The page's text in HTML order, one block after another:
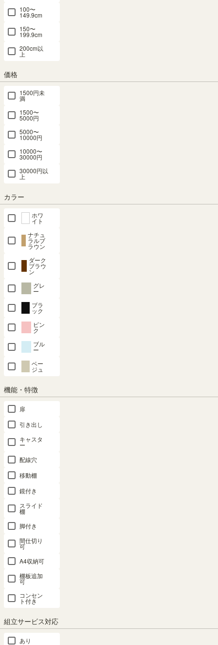
100〜
149.9cm
150〜
199.9cm
200cm以
上
価格
1500円未
満
1500〜
5000円
5000〜
10000円
10000〜
30000円
30000円以
上
カラー
ホワ
イト
ナチュ
ラルブ
ラウン
ダーク
ブラウ
ン
グレ
ー
ブラ
ック
ピン
ク
ブル
ー
ベー
ジュ
機能・特徴
扉
引き出し
キャスタ
ー
配線穴
移動棚
鏡付き
スライド
棚
脚付き
間仕切り
可
A4収納可
棚板追加
可
コンセン
ト付き
組立サービス対応
あり
〒
予定日:在庫がないため表示できません
※在庫状況、実際の詳細な住所により変動する場合があります。
※正確なお届け予定日はご注文手続き画面にてご確認ください。
SHARE
置き方を自由に選べます
すればCDやA4、縦にすれば雑
誌や文庫/コミックの収納にピ
ッタリです。※画像はCOB-
3555KPZNA
形にあわせてバックボードの位
組み合わせが楽しいパズル
ラック
めるパズルラック。目的に合わ
像はCOB-3555KPZNAとCOB-
3555KPZDK